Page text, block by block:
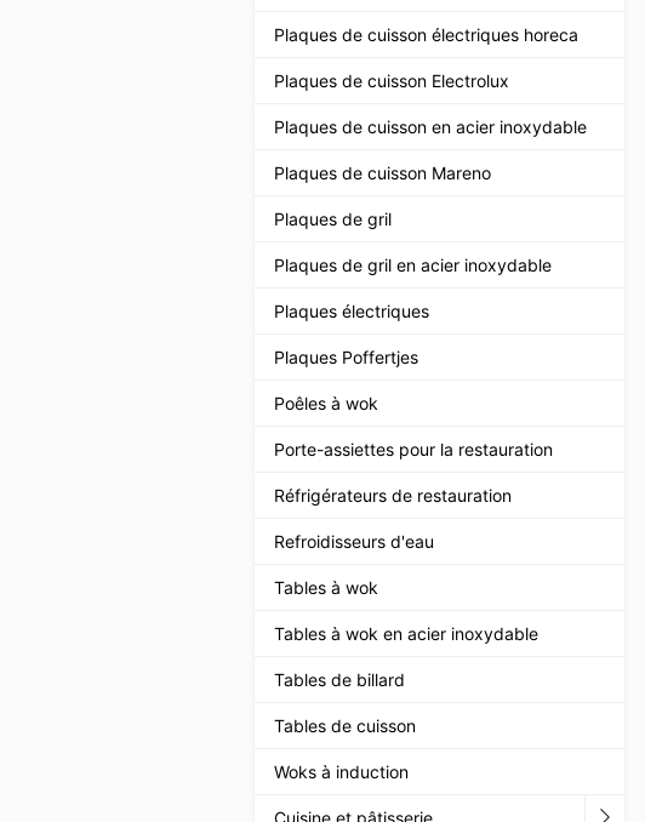
Plaques de cuisson électriques horeca
Plaques de cuisson Electrolux
Plaques de cuisson en acier inoxydable
Plaques de cuisson Mareno
Plaques de gril
Plaques de gril en acier inoxydable
Plaques électriques
Plaques Poffertjes
Poêles à wok
Porte-assiettes pour la restauration
Réfrigérateurs de restauration
Refroidisseurs d'eau
Tables à wok
Tables à wok en acier inoxydable
Tables de billard
Tables de cuisson
Woks à induction
Cuisine et pâtisserie